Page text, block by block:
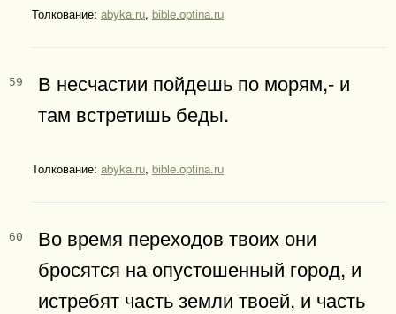
Толкование: abyka.ru, bible.optina.ru
59
В несчастии пойдешь по морям,- и
там встретишь беды.
Толкование: abyka.ru, bible.optina.ru
60
Во время переходов твоих они
бросятся на опустошенный город, и
истребят часть земли твоей, и часть